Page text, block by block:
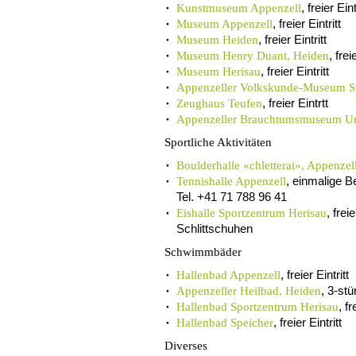
Kunstmuseum Appenzell, freier
Museum Appenzell, freier Eintritt
Museum Heiden, freier Eintritt
Museum Henry Duant, Heiden,
Museum Herisau, freier Eintritt
Appenzeller Volkskunde-Museum
Zeughaus Teufen, freier Eintrtt
Appenzeller Brauchtumsmuseum
Sportliche Aktivitäten
Boulderhalle «chletterai»,
Tennishalle Appenzell, einmalige
Tel. +41 71 788 96 41
Eishalle Sportzentrum Herisau,
Schlittschuhen
Schwimmbäder
Hallenbad Appenzell, freier Eintritt
Appenzeller Heilbad, Heiden, 3-
Hallenbad Sportzentrum Herisau,
Hallenbad Speicher, freier Eintritt
Diverses